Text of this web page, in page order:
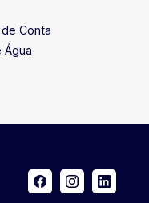
Conta
Água